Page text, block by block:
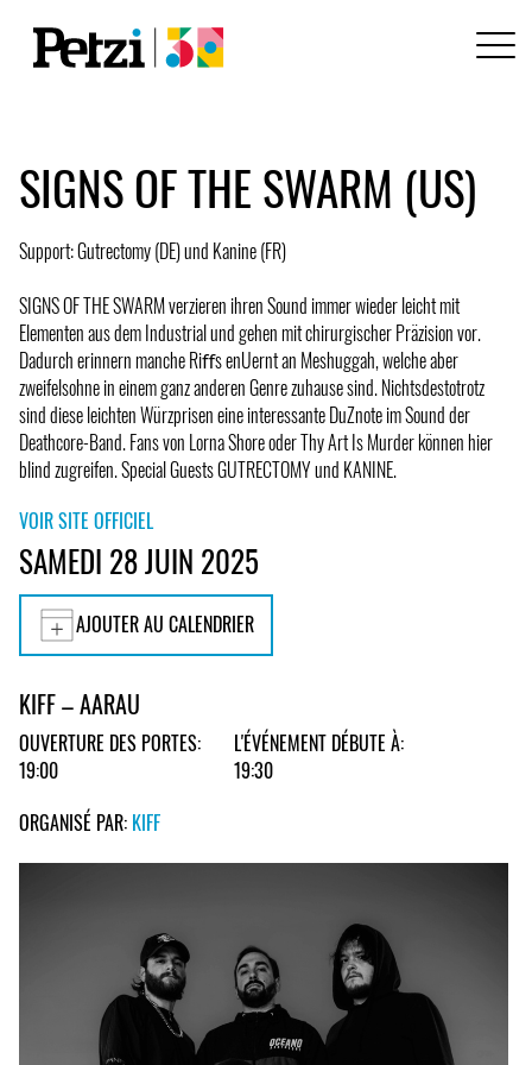
SIGNS OF THE SWARM (US)
Support: Gutrectomy (DE) und Kanine (FR)
SIGNS OF THE SWARM verzieren ihren Sound immer wieder leicht mit
Elementen aus dem Industrial und gehen mit chirurgischer Präzision vor.
Dadurch erinnern manche Riﬀs enUernt an Meshuggah, welche aber
zweifelsohne in einem ganz anderen Genre zuhause sind. Nichtsdestotrotz
sind diese leichten Würzprisen eine interessante DuZnote im Sound der
Deathcore-Band. Fans von Lorna Shore oder Thy Art Is Murder können hier
blind zugreifen. Special Guests GUTRECTOMY und KANINE.
VOIR SITE OFFICIEL
SAMEDI 28 JUIN 2025
AJOUTER AU CALENDRIER
KIFF – AARAU
OUVERTURE DES PORTES:
19:00
L'ÉVÉNEMENT DÉBUTE À:
19:30
ORGANISÉ PAR: KIFF